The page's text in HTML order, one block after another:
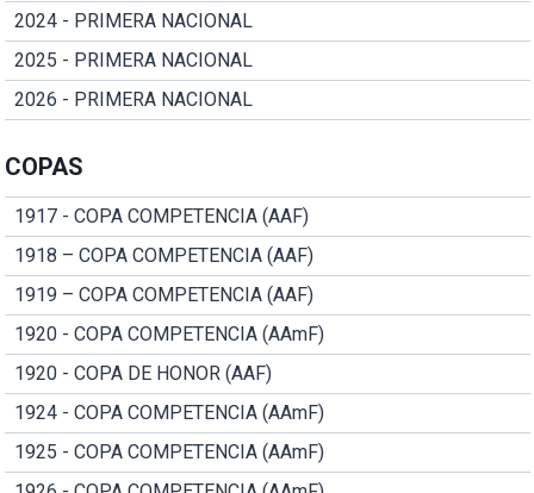
2024 - PRIMERA NACIONAL
2025 - PRIMERA NACIONAL
2026 - PRIMERA NACIONAL
COPAS
1917 - COPA COMPETENCIA (AAF)
1918 – COPA COMPETENCIA (AAF)
1919 – COPA COMPETENCIA (AAF)
1920 - COPA COMPETENCIA (AAmF)
1920 - COPA DE HONOR (AAF)
1924 - COPA COMPETENCIA (AAmF)
1925 - COPA COMPETENCIA (AAmF)